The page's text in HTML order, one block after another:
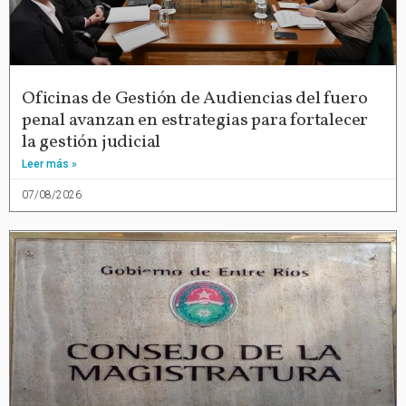
Oficinas de Gestión de Audiencias del fuero
penal avanzan en estrategias para fortalecer
la gestión judicial
Leer más »
07/08/2026